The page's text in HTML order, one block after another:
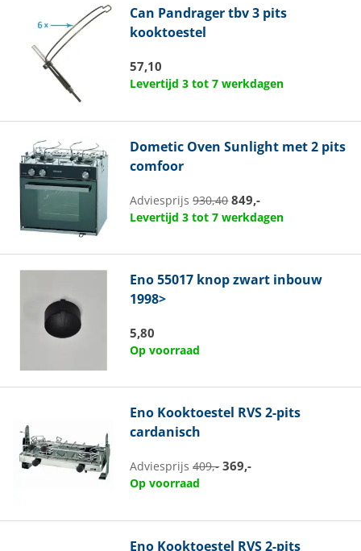
Can Pandrager tbv 3 pits
kooktoestel
57,10
Levertijd 3 tot 7 werkdagen
Dometic Oven Sunlight met 2 pits
comfoor
Adviesprijs930,40 849,-
Levertijd 3 tot 7 werkdagen
Eno55017 knop zwart inbouw
1998>
5,80
Op voorraad
Eno Kooktoestel RVS 2-pits
cardanisch
Adviesprijs409,- 369,-
Op voorraad
Eno Kooktoestel RVS 2-pits